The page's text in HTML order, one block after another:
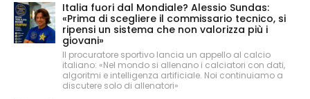
Italia fuori dal Mondiale? Alessio Sundas:
«Prima di scegliere il commissario tecnico, si
ripensi un sistema che non valorizza più i
giovani»
Il procuratore sportivo lancia un appello al calcio
italiano: «Nel mondo si allenano i calciatori con dati,
algoritmi e intelligenza artificiale. Noi continuiamo a
discutere solo di allenatori»